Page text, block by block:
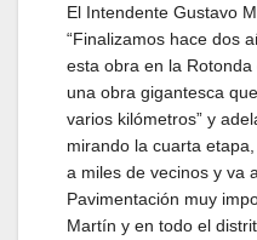
El Intendente Gustavo
“Finalizamos hace dos
esta obra en la
una obra gigantesca
varios kilómetros” y
mirando la cuarta
a miles de vecinos y va
Pavimentación muy
Martín y en todo el